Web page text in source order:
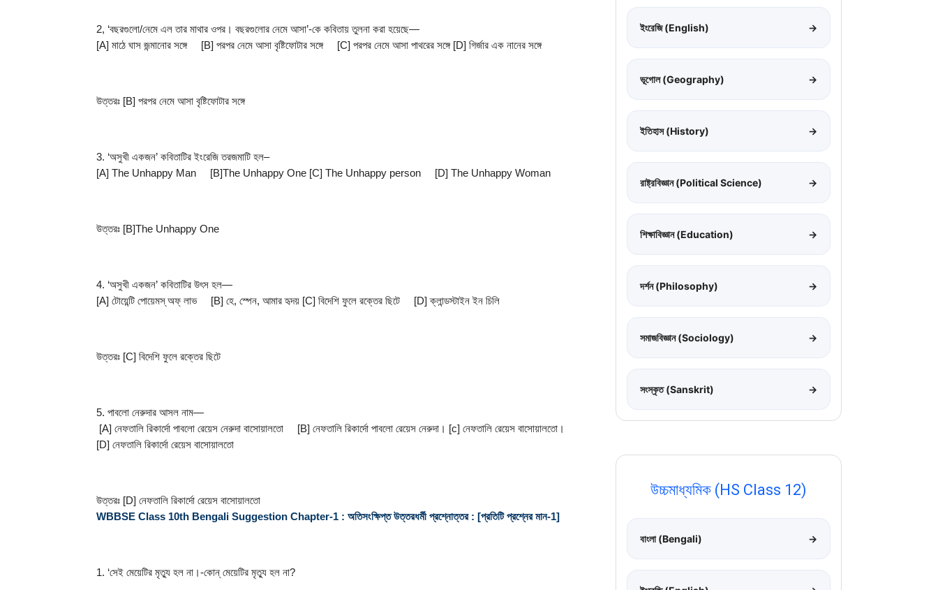
2, ‘বছরগুলাে/নেমে এল তার মাথার ওপর। বছরগুলাের নেমে আসা’-কে কবিতায় তুলনা করা হয়েছে—
[A] মাঠে ঘাস জন্মানাের সঙ্গে     [B] পরপর নেমে আসা বৃষ্টিফোটার সঙ্গে     [C] পরপর নেমে আসা পাথরের সঙ্গে [D] গির্জার এক নানের সঙ্গে
উত্তরঃ [B] পরপর নেমে আসা বৃষ্টিফোটার সঙ্গে
3. ‘অসুখী একজন’ কবিতাটির ইংরেজি তরজমাটি হল–
[A] The Unhappy Man     [B]The Unhappy One [C] The Unhappy person     [D] The Unhappy Woman
উত্তরঃ [B]The Unhappy One
4. ‘অসুখী একজন’ কবিতাটির উৎস হল—
[A] টোয়েন্টি পােয়েমস্ অফ্ লাভ     [B] হে, স্পেন, আমার হৃদয় [C] বিদেশি ফুলে রক্তের ছিটে     [D] ক্লান্ডস্টাইন ইন চিলি
উত্তরঃ [C] বিদেশি ফুলে রক্তের ছিটে
5. পাবলাে নেরুদার আসল নাম—
[A] নেফতালি রিকার্দো পাবলাে রেয়েস নেরুদা বাসােয়ালতাে     [B] নেফতালি রিকার্দো পাবলাে রেয়েস নেরুদা। [c] নেফতালি রেয়েস বাসােয়ালতাে।
[D] নেফতালি রিকার্দো রেয়েস বাসােয়ালতাে
উত্তরঃ [D] নেফতালি রিকার্দো রেয়েস বাসােয়ালতাে
WBBSE Class 10th Bengali Suggestion Chapter-1 : অতিসংক্ষিপ্ত উত্তরধর্মী প্রশ্নোত্তর : [প্রতিটি প্রশ্নের মান-1]
1. ‘সেই মেয়েটির মৃত্যু হল না।-কোন্ মেয়েটির মৃত্যু হল না?
ইংরেজি (English) →
ভূগোল (Geography) →
ইতিহাস (History) →
রাষ্ট্রবিজ্ঞান (Political Science) →
শিক্ষাবিজ্ঞান (Education) →
দর্শন (Philosophy) →
সমাজবিজ্ঞান (Sociology) →
সংস্কৃত (Sanskrit) →
উচ্চমাধ্যমিক (HS Class 12)
বাংলা (Bengali) →